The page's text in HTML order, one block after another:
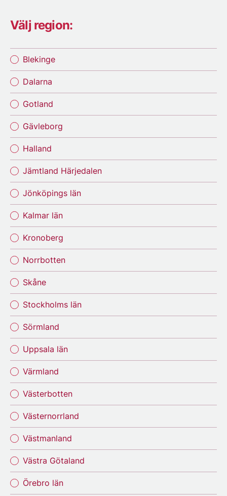
Välj region:
Blekinge
Dalarna
Gotland
Gävleborg
Halland
Jämtland Härjedalen
Jönköpings län
Kalmar län
Kronoberg
Norrbotten
Skåne
Stockholms län
Sörmland
Uppsala län
Värmland
Västerbotten
Västernorrland
Västmanland
Västra Götaland
Örebro län